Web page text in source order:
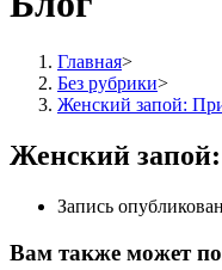
Главная>
Без рубрики>
Женский запой:
Женский
Запись
Вам также может